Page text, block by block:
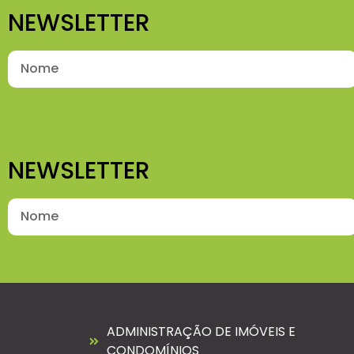
NEWSLETTER
NEWSLETTER
ADMINISTRAÇÃO DE IMÓVEIS E